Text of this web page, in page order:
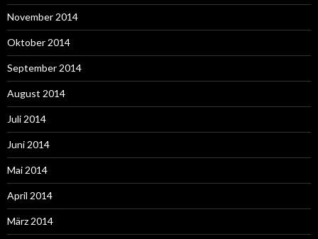
November 2014
Oktober 2014
September 2014
August 2014
Juli 2014
Juni 2014
Mai 2014
April 2014
März 2014